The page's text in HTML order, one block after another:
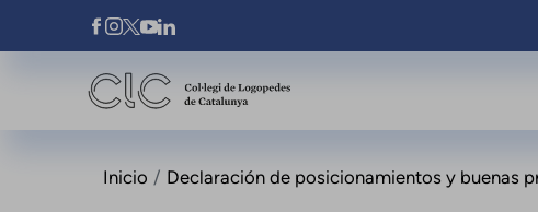
Pasar al contenido principal
Xarxes Socials
Inicio Declaración de posicionamientos y buenas